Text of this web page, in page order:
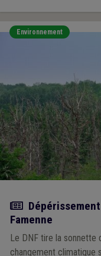
Environnement
Actualité
Famenne
Le DNF tire la
changement climatique